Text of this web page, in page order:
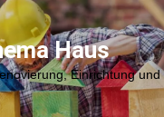
Haus
Einrichtung und